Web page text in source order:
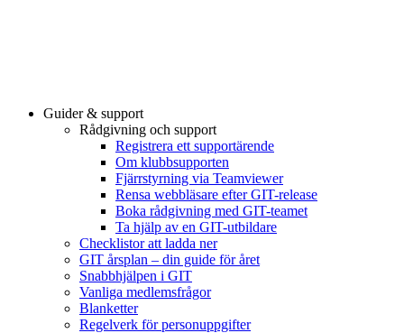
Guider & support
Rådgivning och support
Registrera ett supportärende
Om klubbsupporten
Fjärrstyrning via Teamviewer
Rensa webbläsare efter GIT-release
Boka rådgivning med GIT-teamet
Ta hjälp av en GIT-utbildare
Checklistor att ladda ner
GIT årsplan – din guide för året
Snabbhjälpen i GIT
Vanliga medlemsfrågor
Blanketter
Regelverk för personuppgifter